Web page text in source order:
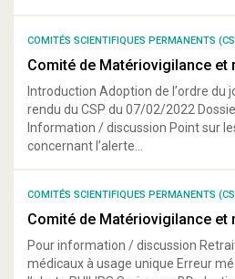
COMITÉS SCIENTIFIQUES PERMANENTS
Comité de Matériovigilance et
Introduction Adoption de l’ordre du
rendu du CSP du 07/02/2022
Information / discussion Point sur
concernant l’alerte...
COMITÉS SCIENTIFIQUES PERMANENTS
Comité de Matériovigilance et
Pour information / discussion
médicaux à usage unique Erreur